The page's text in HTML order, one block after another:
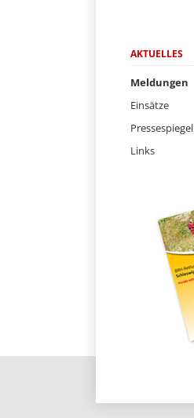
Navigation
AKTUELLES
Meldungen
Einsätze
Pressespiegel
Links